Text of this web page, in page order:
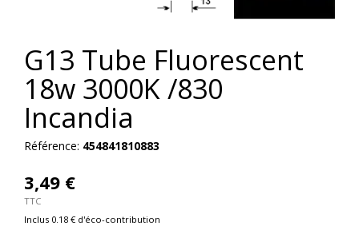
G13 Tube Fluorescent
18w 3000K /830
Incandia
Référence: 454841810883
3,49 €
TTC
Inclus 0.18 € d'éco-contribution